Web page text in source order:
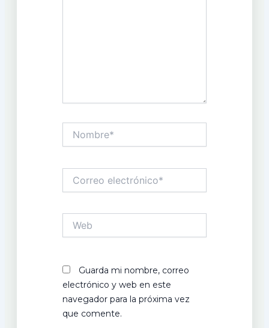
electrónico*
Guarda mi nombre, correo
electrónico y web en este
navegador para la próxima vez
que comente.